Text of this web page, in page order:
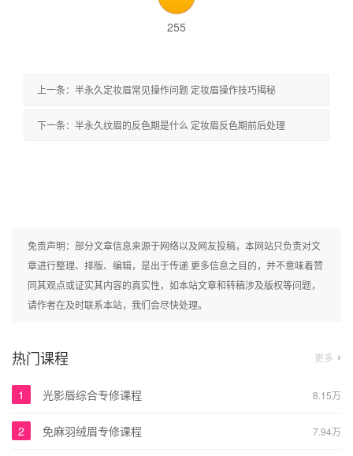
255
上一条：半永久定妆眉常见操作问题 定妆眉操作技巧揭秘
下一条：半永久纹眉的反色期是什么 定妆眉反色期前后处理
免责声明：部分文章信息来源于网络以及网友投稿，本网站只负责对文
章进行整理、排版、编辑，是出于传递 更多信息之目的，并不意味着赞
同其观点或证实其内容的真实性，如本站文章和转稿涉及版权等问题，
请作者在及时联系本站，我们会尽快处理。
更多
热门课程
8.15万
1 光影唇综合专修课程
7.94万
2 免麻羽绒眉专修课程